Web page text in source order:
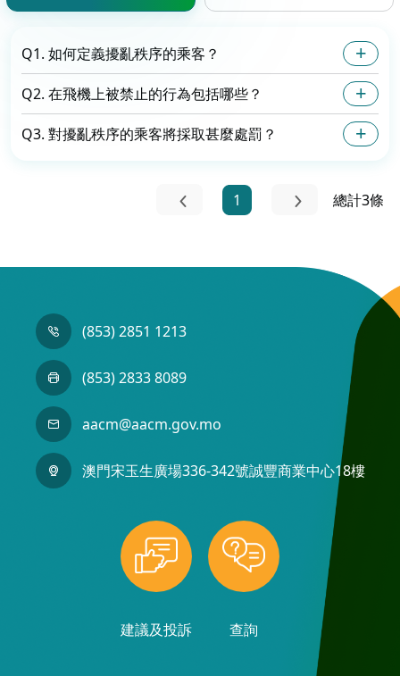
Q1. 如何定義擾亂秩序的乘客？
Q2. 在飛機上被禁止的行為包括哪些？
Q3. 對擾亂秩序的乘客將採取甚麼處罰？
1 總計3條
(853) 2851 1213
(853) 2833 8089
aacm@aacm.gov.mo
澳門宋玉生廣場336-342號誠豐商業中心18樓
建議及投訴 查詢